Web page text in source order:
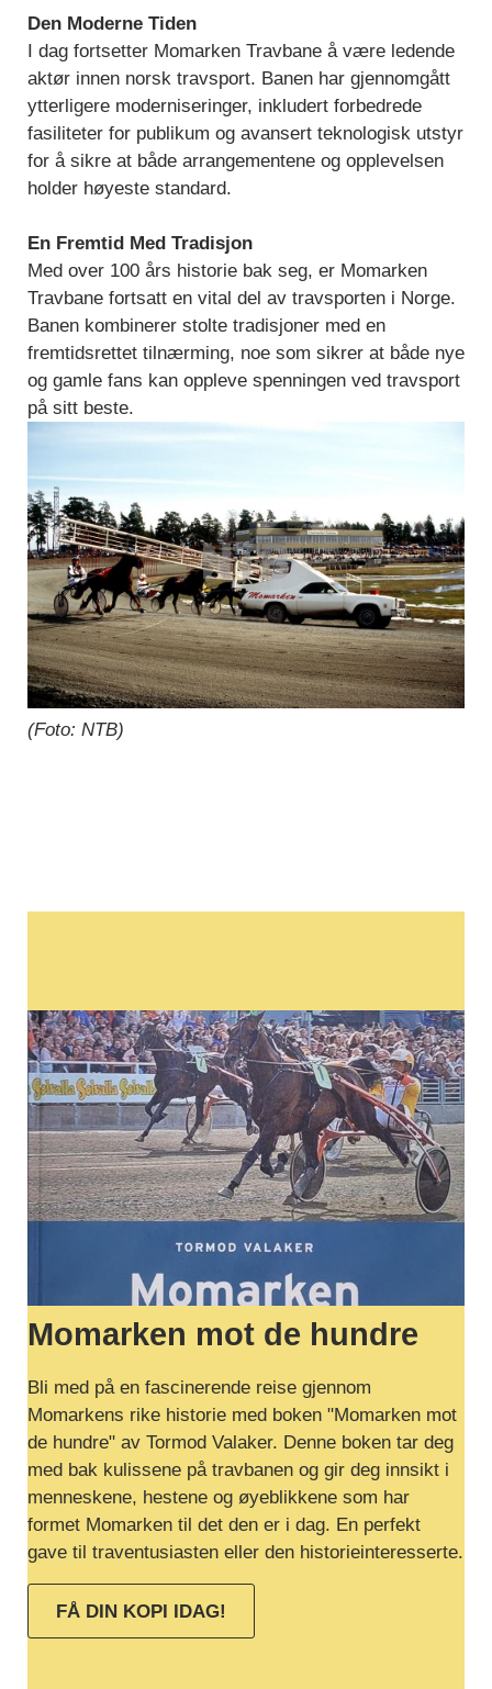
Den Moderne Tiden
I dag fortsetter Momarken Travbane å være ledende
aktør innen norsk travsport. Banen har gjennomgått
ytterligere moderniseringer, inkludert forbedrede
fasiliteter for publikum og avansert teknologisk utstyr
for å sikre at både arrangementene og opplevelsen
holder høyeste standard.
En Fremtid Med Tradisjon
Med over 100 års historie bak seg, er Momarken
Travbane fortsatt en vital del av travsporten i Norge.
Banen kombinerer stolte tradisjoner med en
fremtidsrettet tilnærming, noe som sikrer at både nye
og gamle fans kan oppleve spenningen ved travsport
på sitt beste.
(Foto: NTB)
Momarken mot de hundre
Bli med på en fascinerende reise gjennom
Momarkens rike historie med boken "Momarken mot
de hundre" av Tormod Valaker. Denne boken tar deg
med bak kulissene på travbanen og gir deg innsikt i
menneskene, hestene og øyeblikkene som har
formet Momarken til det den er i dag. En perfekt
gave til traventusiasten eller den historieinteresserte.
FÅ DIN KOPI IDAG!